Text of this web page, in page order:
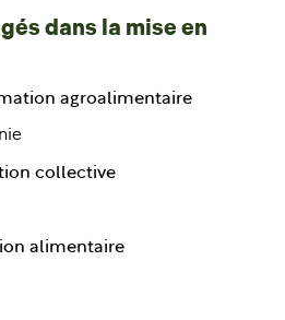
dans la mise en
agroalimentaire
collective
alimentaire